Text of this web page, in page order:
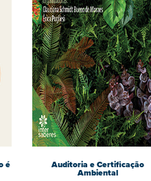
é Auditoria e Certificação
Ambiental